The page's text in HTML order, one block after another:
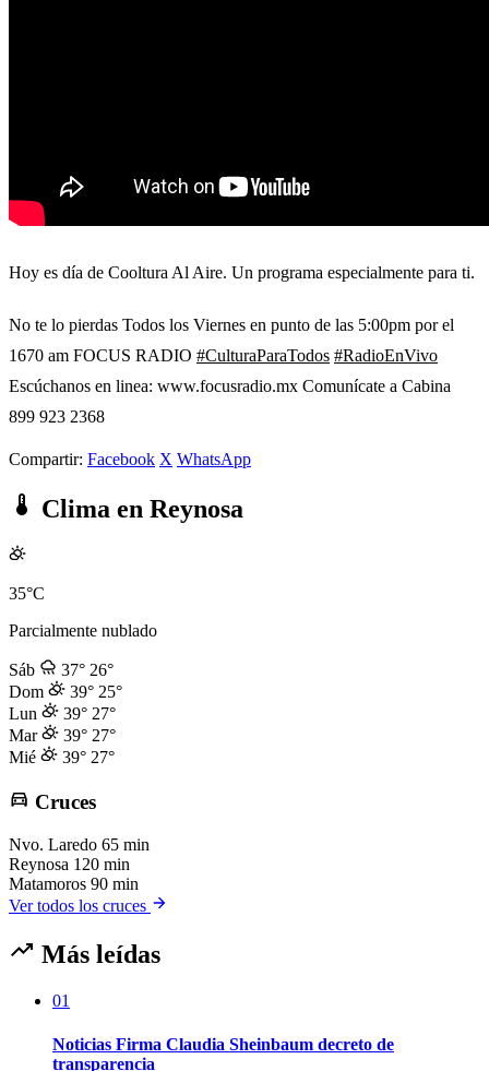
Hoy es día de Cooltura Al Aire. Un programa especialmente para ti.
No te lo pierdas Todos los Viernes en punto de las 5:00pm por el
1670 am FOCUS RADIO #CulturaParaTodos #RadioEnVivo
Escúchanos en linea: www.focusradio.mx Comunícate a Cabina
899 923 2368
Compartir: Facebook X WhatsApp
Clima en Reynosa
35°C
Parcialmente nublado
Sáb 37° 26°
Dom
39° 25°
Lun
39° 27°
Mar
39° 27°
Mié
39° 27°
Cruces
Nvo. Laredo 65 min
Reynosa 120 min
Matamoros 90 min
Ver todos los cruces
Más leídas
01
Noticias Firma Claudia Sheinbaum decreto de
transparencia